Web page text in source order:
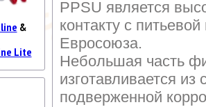
&
Lite
PPSU является
контакту с
Евросоюза.
Небольшая часть
изготавливается из
подверженной